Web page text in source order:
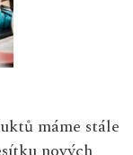
máme stále